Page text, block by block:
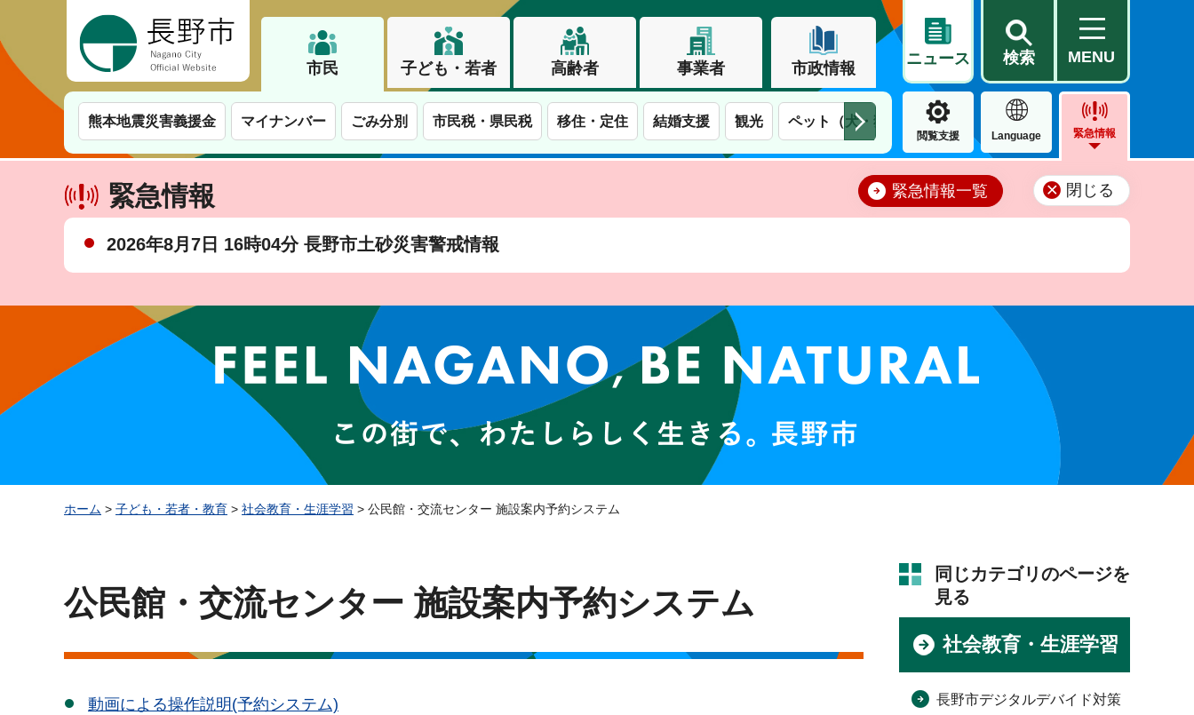
市民 子ども・若者 高齢者 事業者 市政情報
ニュース 検索 MENU
熊本地震災害義援金 マイナンバー ごみ分別 市民税・県民税 移住・定住 結婚支援 観光 ペット（犬・猫） 住民票・戸籍 公営住宅
閲覧支援 Language 緊急情報
緊急情報
2026年8月7日 16時04分 長野市土砂災害警戒情報
緊急情報一覧 閉じる
この街で、わたしらしく生きる。長野市
ホーム > 子ども・若者・教育 > 社会教育・生涯学習 > 公民館・交流センター 施設案内予約システム
公民館・交流センター 施設案内予約システム
動画による操作説明(予約システム)
同じカテゴリのページを
見る
社会教育・生涯学習
長野市デジタルデバイド対策